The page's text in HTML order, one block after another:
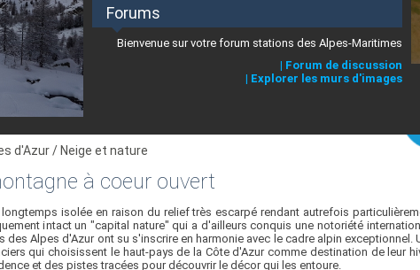
|Prévisions météo pour les jours à venir
des Alpes-Maritimes
Forums
Bienvenue sur votre forum stations des Alpes-Maritimes
| Forum de discussion
| Explorer les murs d'images
d'Azur / Neige et nature
à coeur ouvert
isolée en raison du relief très escarpé rendant autrefois
intact un "capital nature" qui a d'ailleurs conquis une notoriété
des Alpes d'Azur ont su s'inscrire en harmonie avec le cadre alpin exceptionnel.
qui choisissent le haut-pays de la Côte d'Azur comme destination de leur
et des pistes tracées pour découvrir le décor qui les entoure.